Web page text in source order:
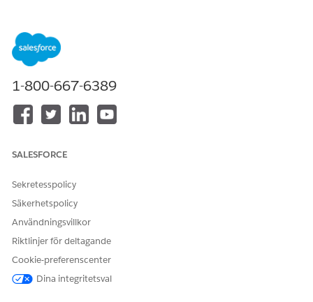
VERSIONER SOM KRÄVS
Unlimited
och Developer
Agentforce 1ellerEinstein 1
ANVÄNDARBEHÖRIGHETER
Åtgärdsdetaljer
API-namn
Referensåtgärdstyp
1-800-667-6389
SALESFORCE
Sekretesspolicy
Säkerhetspolicy
Användningsvillkor
Riktlinjer för deltagande
Cookie-preferenscenter
Dina integritetsval